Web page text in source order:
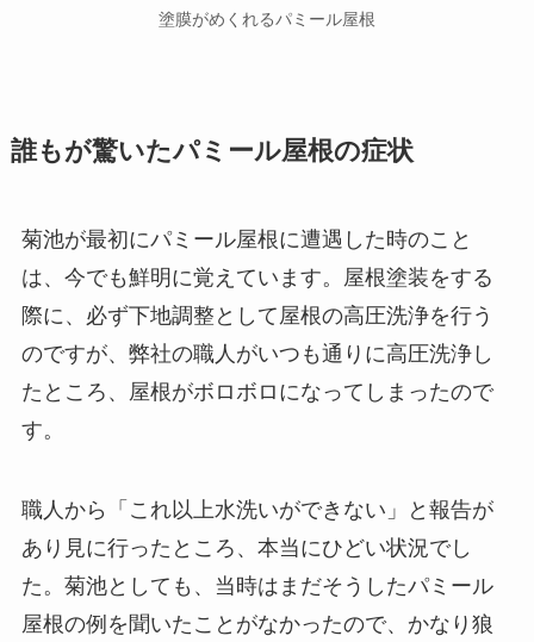
塗膜がめくれるパミール屋根
誰もが驚いたパミール屋根の症状
菊池が最初にパミール屋根に遭遇した時のこと
は、今でも鮮明に覚えています。屋根塗装をする
際に、必ず下地調整として屋根の高圧洗浄を行う
のですが、弊社の職人がいつも通りに高圧洗浄し
たところ、屋根がボロボロになってしまったので
す。
職人から「これ以上水洗いができない」と報告が
あり見に行ったところ、本当にひどい状況でし
た。菊池としても、当時はまだそうしたパミール
屋根の例を聞いたことがなかったので、かなり狼